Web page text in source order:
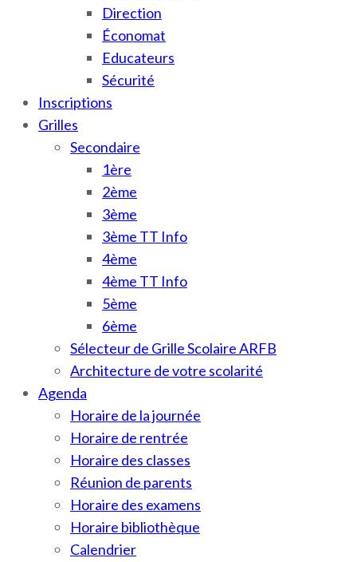
Direction
Économat
Educateurs
Sécurité
Inscriptions
Grilles
Secondaire
1ère
2ème
3ème
3ème TT Info
4ème
4ème TT Info
5ème
6ème
Sélecteur de Grille Scolaire ARFB
Architecture de votre scolarité
Agenda
Horaire de la journée
Horaire de rentrée
Horaire des classes
Réunion de parents
Horaire des examens
Horaire bibliothèque
Calendrier